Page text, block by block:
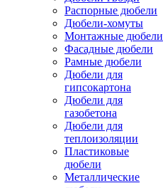
Распорные дюбели
Дюбели-хомуты
Монтажные дюбели
Фасадные дюбели
Рамные дюбели
Дюбели для
гипсокартона
Дюбели для
газобетона
Дюбели для
теплоизоляции
Пластиковые
дюбели
Металлические